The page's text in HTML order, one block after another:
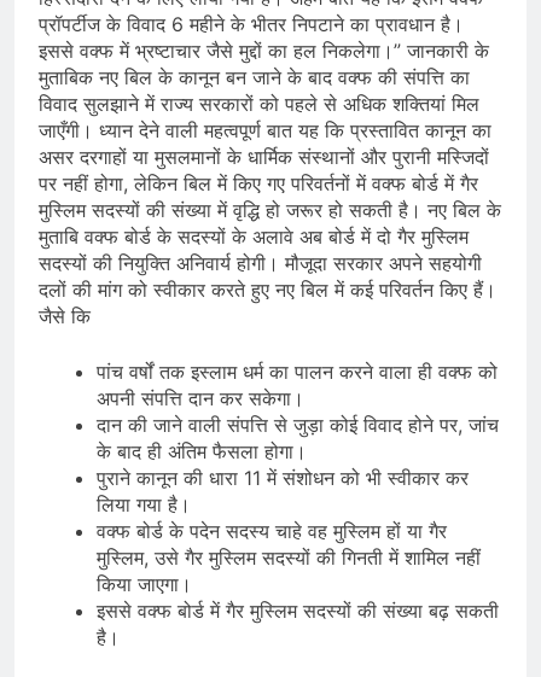
प्रॉपर्टीज के विवाद 6 महीने के भीतर निपटाने का प्रावधान है।
इससे वक्फ में भ्रष्टाचार जैसे मुद्दों का हल निकलेगा।” जानकारी के
मुताबिक नए बिल के कानून बन जाने के बाद वक्फ की संपत्ति का
विवाद सुलझाने में राज्य सरकारों को पहले से अधिक शक्तियां मिल
जाएँगी। ध्यान देने वाली महत्वपूर्ण बात यह कि प्रस्तावित कानून का
असर दरगाहों या मुसलमानों के धार्मिक संस्थानों और पुरानी मस्जिदों
पर नहीं होगा, लेकिन बिल में किए गए परिवर्तनों में वक्फ बोर्ड में गैर
मुस्लिम सदस्यों की संख्या में वृद्धि हो जरूर हो सकती है। नए बिल के
मुताबि वक्फ बोर्ड के सदस्यों के अलावे अब बोर्ड में दो गैर मुस्लिम
सदस्यों की नियुक्ति अनिवार्य होगी। मौजूदा सरकार अपने सहयोगी
दलों की मांग को स्वीकार करते हुए नए बिल में कई परिवर्तन किए हैं।
जैसे कि
पांच वर्षों तक इस्लाम धर्म का पालन करने वाला ही वक्फ को
अपनी संपत्ति दान कर सकेगा।
दान की जाने वाली संपत्ति से जुड़ा कोई विवाद होने पर, जांच
के बाद ही अंतिम फैसला होगा।
पुराने कानून की धारा 11 में संशोधन को भी स्वीकार कर
लिया गया है।
वक्फ बोर्ड के पदेन सदस्य चाहे वह मुस्लिम हों या गैर
मुस्लिम, उसे गैर मुस्लिम सदस्यों की गिनती में शामिल नहीं
किया जाएगा।
इससे वक्फ बोर्ड में गैर मुस्लिम सदस्यों की संख्या बढ़ सकती
है।